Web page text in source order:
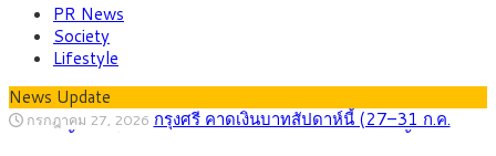
PR News
Society
Lifestyle
News Update
กรกฎาคม 27, 2026 กรุงศรี คาดเงินบาทสัปดาห์นี้ (27–31 ก.ค.